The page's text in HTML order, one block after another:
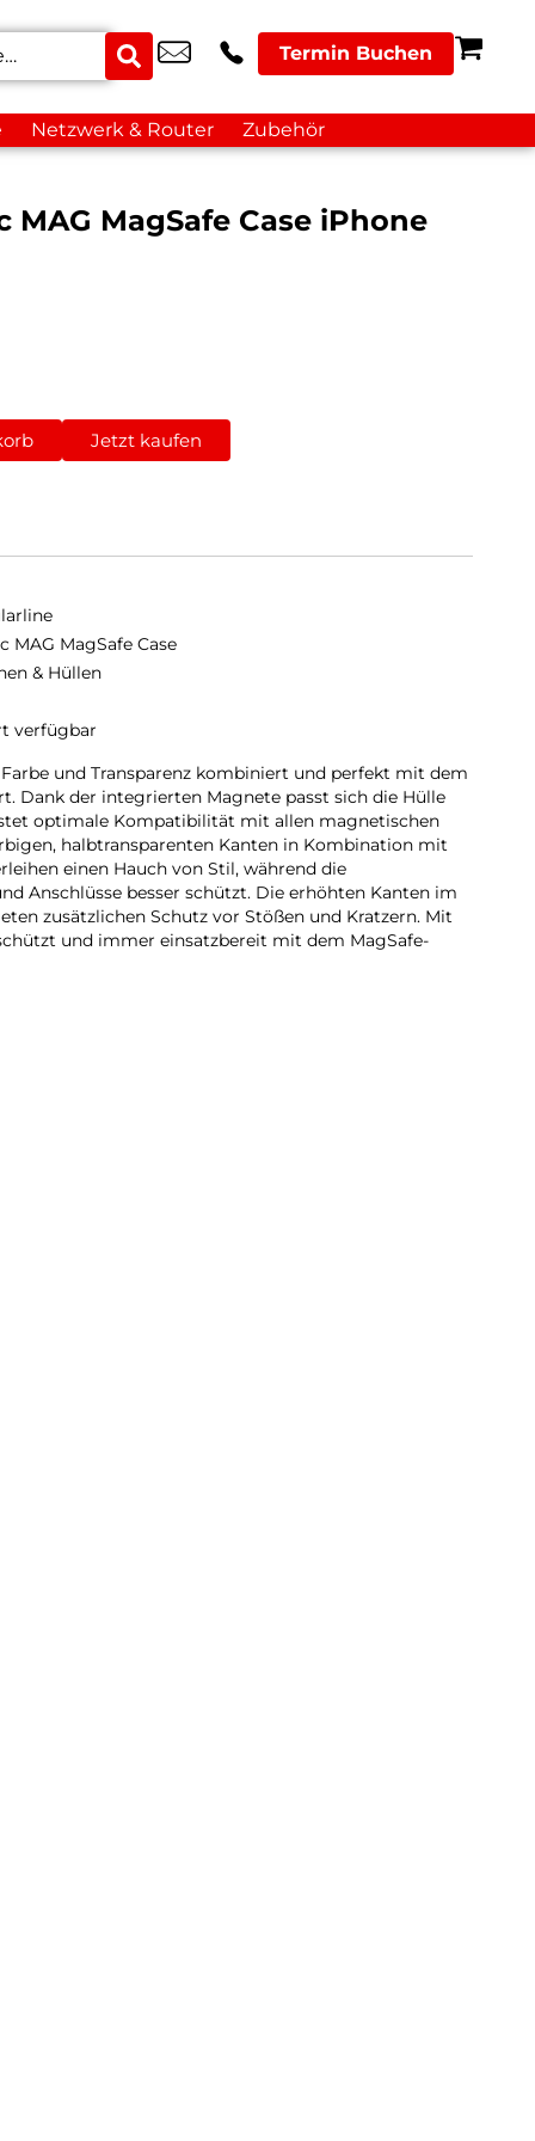
Termin Buchen
Netzwerk & Router Zubehör
MAG MagSafe Case iPhone
Jetzt kaufen
MAG MagSafe Case
& Hüllen
verfügbar
Farbe und Transparenz kombiniert und perfekt mit dem
Dank der integrierten Magnete passt sich die Hülle
optimale Kompatibilität mit allen magnetischen
halbtransparenten Kanten in Kombination mit
einen Hauch von Stil, während die
Anschlüsse besser schützt. Die erhöhten Kanten im
zusätzlichen Schutz vor Stößen und Kratzern. Mit
und immer einsatzbereit mit dem MagSafe-